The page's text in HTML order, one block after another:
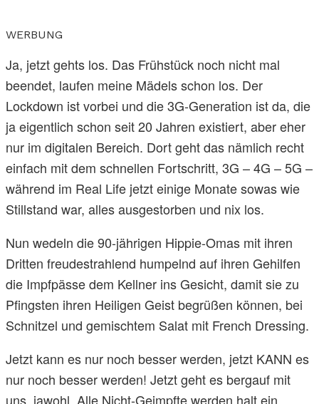
WERBUNG
Ja, jetzt gehts los. Das Frühstück noch nicht mal
beendet, laufen meine Mädels schon los. Der
Lockdown ist vorbei und die 3G-Generation ist da, die
ja eigentlich schon seit 20 Jahren existiert, aber eher
nur im digitalen Bereich. Dort geht das nämlich recht
einfach mit dem schnellen Fortschritt, 3G – 4G – 5G –
während im Real Life jetzt einige Monate sowas wie
Stillstand war, alles ausgestorben und nix los.
Nun wedeln die 90-jährigen Hippie-Omas mit ihren
Dritten freudestrahlend humpelnd auf ihren Gehilfen
die Impfpässe dem Kellner ins Gesicht, damit sie zu
Pfingsten ihren Heiligen Geist begrüßen können, bei
Schnitzel und gemischtem Salat mit French Dressing.
Jetzt kann es nur noch besser werden, jetzt KANN es
nur noch besser werden! Jetzt geht es bergauf mit
uns, jawohl. Alle Nicht-Geimpfte werden halt ein